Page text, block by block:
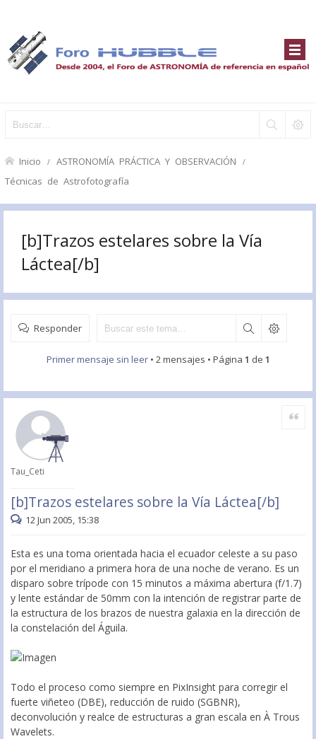
Inicio ASTRONOMÍA PRÁCTICA Y OBSERVACIÓN
Técnicas de Astrofotografía
[b]Trazos estelares sobre la Vía
Láctea[/b]
Responder
Primer mensaje sin leer• 2 mensajes • Página 1 de 1
Tau_Ceti
[b]Trazos estelares sobre la Vía Láctea[/b]
Citar
12 Jun 2005, 15:38
Esta es una toma orientada hacia el ecuador celeste a su paso
por el meridiano a primera hora de una noche de verano. Es un
disparo sobre trípode con 15 minutos a máxima abertura (f/1.7)
y lente estándar de 50mm con la intención de registrar parte de
la estructura de los brazos de nuestra galaxia en la dirección de
la constelación del Águila.
Todo el proceso como siempre en PixInsight para corregir el
fuerte viñeteo (DBE), reducción de ruido (SGBNR),
deconvolución y realce de estructuras a gran escala en À Trous
Wavelets.